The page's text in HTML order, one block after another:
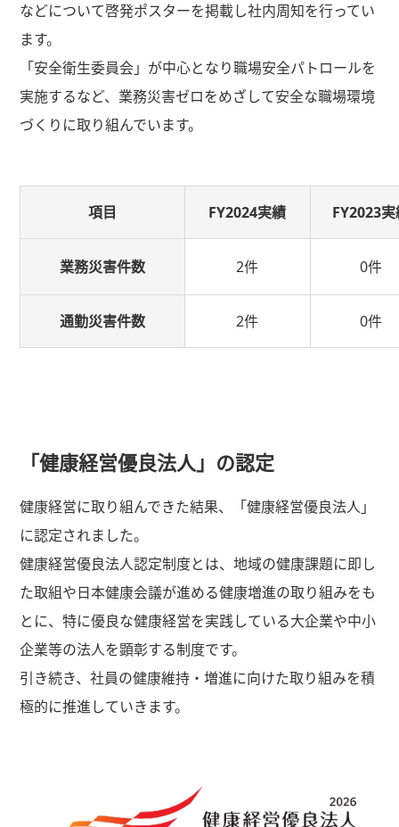
などについて啓発ポスターを掲載し社内周知を行ってい
ます。
「安全衛生委員会」が中心となり職場安全パトロールを
実施するなど、業務災害ゼロをめざして安全な職場環境
づくりに取り組んでいます。
項目 FY2024実績 FY2023実
業務災害件数 2件 0件
通勤災害件数 2件 0件
「健康経営優良法人」の認定
健康経営に取り組んできた結果、「健康経営優良法人」
に認定されました。
健康経営優良法人認定制度とは、地域の健康課題に即し
た取組や日本健康会議が進める健康増進の取り組みをも
とに、特に優良な健康経営を実践している大企業や中小
企業等の法人を顕彰する制度です。
引き続き、社員の健康維持・増進に向けた取り組みを積
極的に推進していきます。